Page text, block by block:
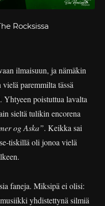
Rocksissa
ilmaisuun, ja nämäkin
paremmilta tässä
poistuttua lavalta
sieltä tulikin encorena
og Aska”. Keikka sai
tiskillä oli jonoa vielä
faneja. Miksipä ei olisi:
yhdistettynä silmiä